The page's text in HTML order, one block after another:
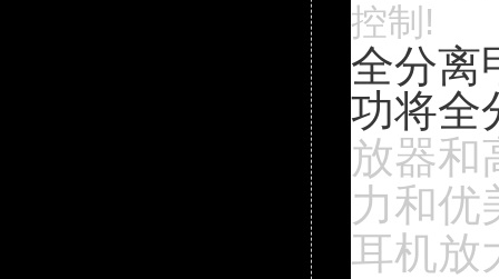
控制!
全分离
功将全
放器和
力和优
耳机放